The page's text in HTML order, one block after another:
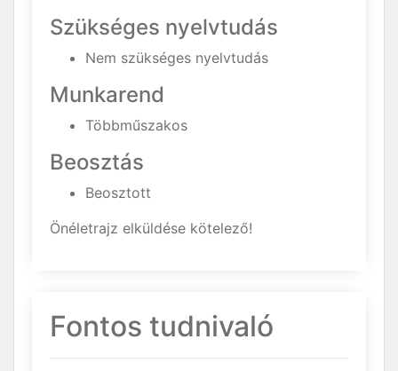
Szükséges nyelvtudás
Nem szükséges nyelvtudás
Munkarend
Többműszakos
Beosztás
Beosztott
Önéletrajz elküldése kötelező!
Fontos tudnivaló